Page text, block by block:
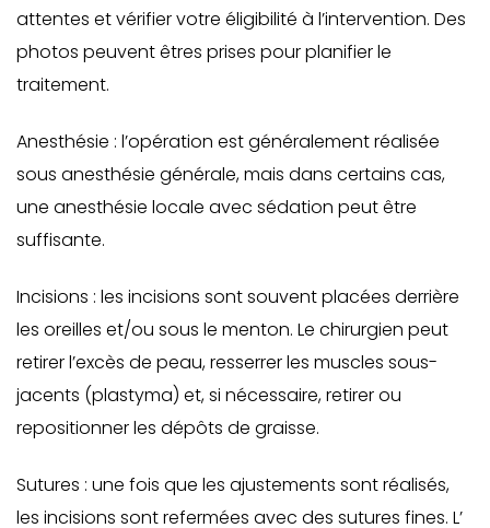
attentes et vérifier votre éligibilité à l’intervention. Des
photos peuvent êtres prises pour planifier le
traitement.
Anesthésie : l’opération est généralement réalisée
sous anesthésie générale, mais dans certains cas,
une anesthésie locale avec sédation peut être
suffisante.
Incisions : les incisions sont souvent placées derrière
les oreilles et/ou sous le menton. Le chirurgien peut
retirer l’excès de peau, resserrer les muscles sous-
jacents (plastyma) et, si nécessaire, retirer ou
repositionner les dépôts de graisse.
Sutures : une fois que les ajustements sont réalisés,
les incisions sont refermées avec des sutures fines. L’